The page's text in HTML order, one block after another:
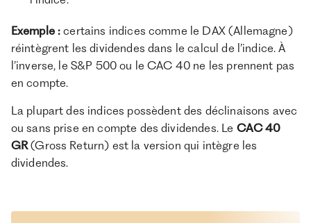
Exemple : certains indices comme le DAX (Allemagne)
réintègrent les dividendes dans le calcul de l’indice. À
l’inverse, le S&P 500 ou le CAC 40 ne les prennent pas
en compte.
La plupart des indices possèdent des déclinaisons avec
ou sans prise en compte des dividendes. Le CAC 40
GR(Gross Return) est la version qui intègre les
dividendes.